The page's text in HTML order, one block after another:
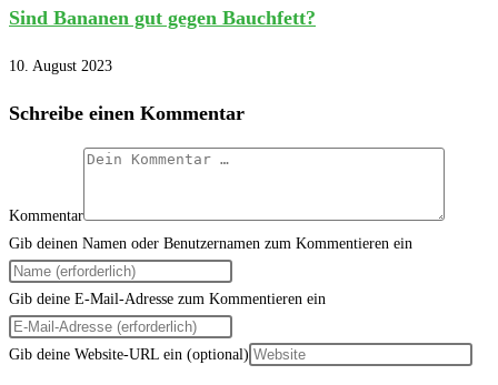
Sind Bananen gut gegen Bauchfett?
10. August 2023
Schreibe einen Kommentar
Kommentar
Gib deinen Namen oder Benutzernamen zum Kommentieren ein
Gib deine E-Mail-Adresse zum Kommentieren ein
Gib deine Website-URL ein (optional)